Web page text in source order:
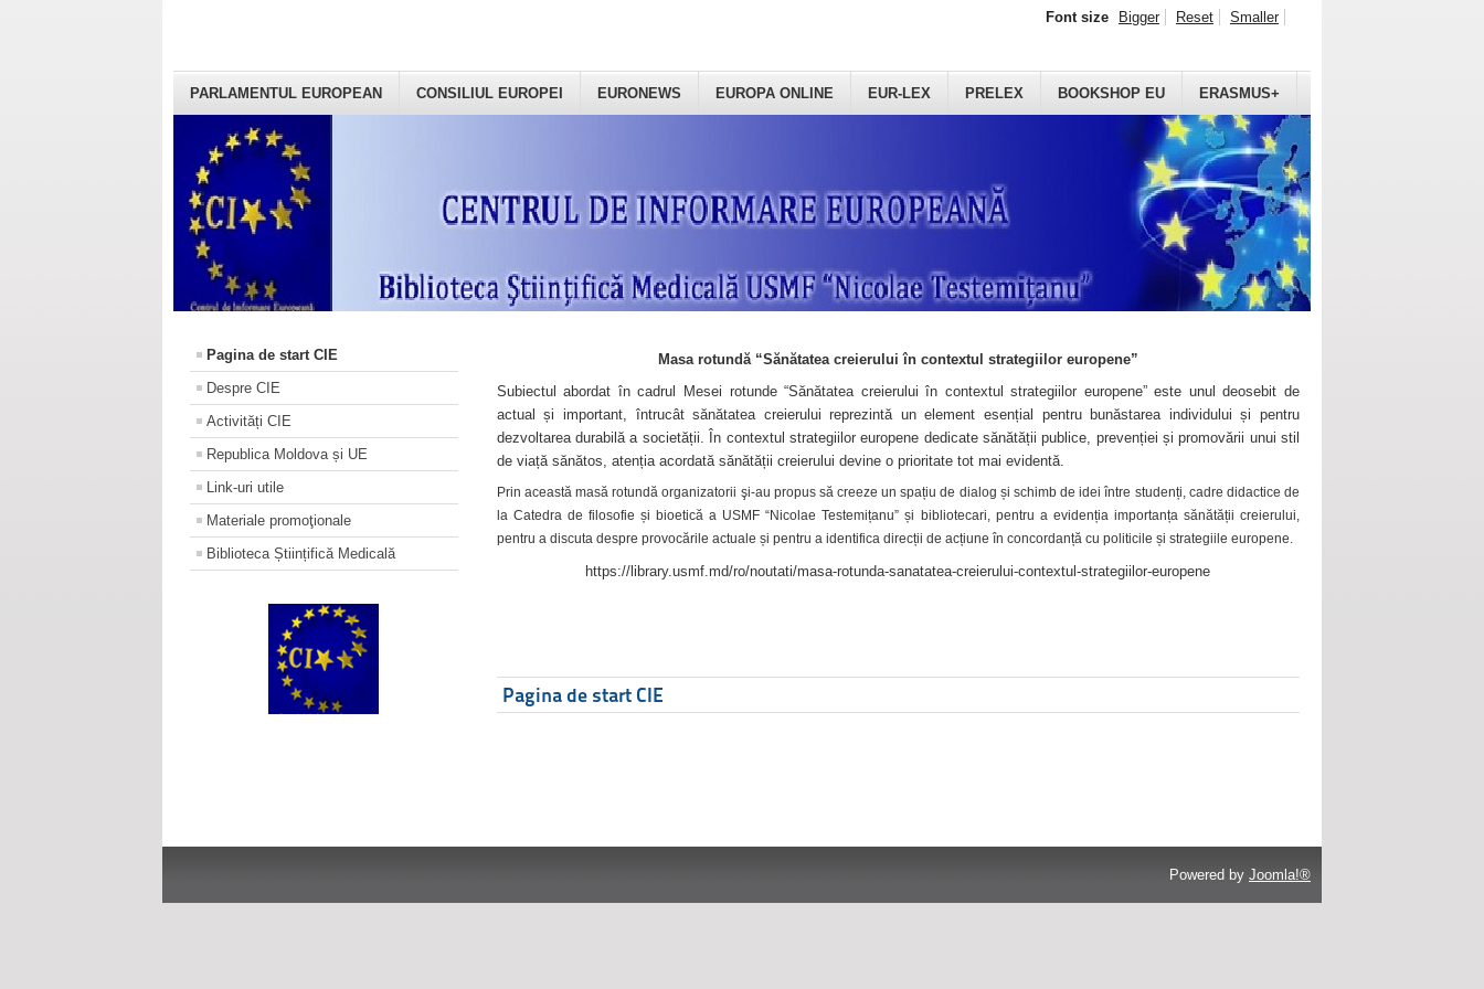
PARLAMENTUL EUROPEAN CONSILIUL EUROPEI EURONEWS EUROPA ONLINE EUR-LEX PRELEX BOOKSHOP EU ERASMUS+
Font size Bigger Reset Smaller
Pagina de start CIE
Despre CIE
Activități CIE
Republica Moldova și UE
Link-uri utile
Materiale promoţionale
Biblioteca Științifică Medicală
Masa rotundă “Sănătatea creierului în contextul strategiilor europene”
Subiectul abordat în cadrul Mesei rotunde “Sănătatea creierului în contextul strategiilor europene” este unul deosebit de
actual și important, întrucât sănătatea creierului reprezintă un element esențial pentru bunăstarea individului și pentru
dezvoltarea durabilă a societății. În contextul strategiilor europene dedicate sănătății publice, prevenției și promovării unui stil
de viață sănătos, atenția acordată sănătății creierului devine o prioritate tot mai evidentă.
Prin această masă rotundă organizatorii şi-au propus să creeze un spațiu de dialog și schimb de idei între studenți, cadre didactice de
la Catedra de filosofie și bioetică a USMF “Nicolae Testemițanu” și bibliotecari, pentru a evidenția importanța sănătății creierului,
pentru a discuta despre provocările actuale și pentru a identifica direcții de acțiune în concordanță cu politicile și strategiile europene.
https://library.usmf.md/ro/noutati/masa-rotunda-sanatatea-creierului-contextul-strategiilor-europene
Pagina de start CIE
Powered by Joomla!®